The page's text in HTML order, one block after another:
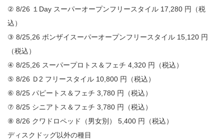
② 8/26 １Day スーパーオープンフリースタイル 17,280 円（税
込）
③ 8/25,26 ボンザイスーパーオープンフリースタイル 15,120 円
（税込）
④ 8/25,26 スーパープロトス＆フェチ 4,320 円（税込）
⑤ 8/26 Ｄ2 フリースタイル 10,800 円（税込）
⑥ 8/25 パピートス＆フェチ 3,780 円（税込）
⑦ 8/25 シニアトス＆フェチ 3,780 円（税込）
⑧ 8/26 クワドロペッド（男⼥別） 5,400 円（税込）
ディスクドッグ以外の種目